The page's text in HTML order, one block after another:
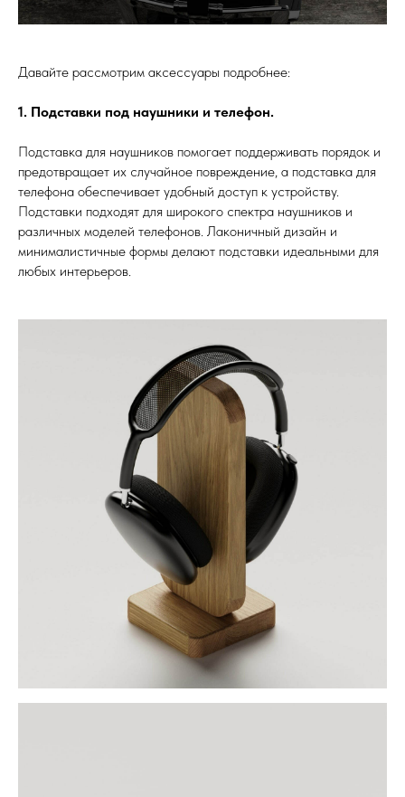
Давайте рассмотрим аксессуары подробнее:
1. Подставки под наушники и телефон.
Подставка для наушников помогает поддерживать порядок и
предотвращает их случайное повреждение, а подставка для
телефона обеспечивает удобный доступ к устройству.
Подставки подходят для широкого спектра наушников и
различных моделей телефонов. Лаконичный дизайн и
минималистичные формы делают подставки идеальными для
любых интерьеров.